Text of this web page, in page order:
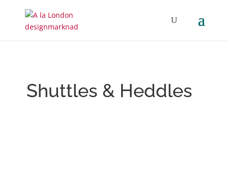
Shuttles & Heddles